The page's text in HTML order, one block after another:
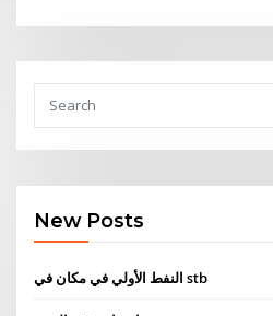
New Posts
النفط الأولي في مكان في stb